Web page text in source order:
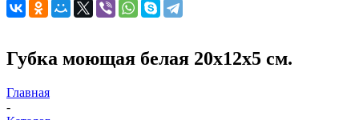
Губка моющая белая 20х12х5 см.
Главная
-